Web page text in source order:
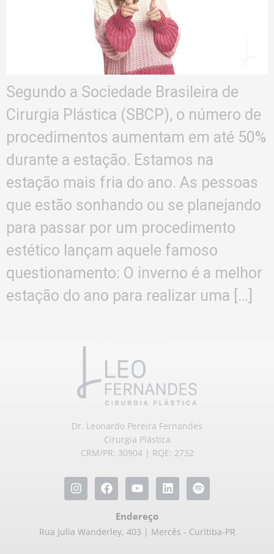
Segundo a Sociedade Brasileira de
Cirurgia Plástica (SBCP), o número de
procedimentos aumentam em até 50%
durante a estação. Estamos na
estação mais fria do ano. As pessoas
que estão sonhando ou se planejando
para passar por um procedimento
estético lançam aquele famoso
questionamento: O inverno é a melhor
estação do ano para realizar uma […]
Dr. Leonardo Pereira Fernandes
Cirurgia Plástica
CRM/PR: 30904 | RQE: 2732
Endereço
Rua Julia Wanderley, 403 | Mercês - Curitiba-PR